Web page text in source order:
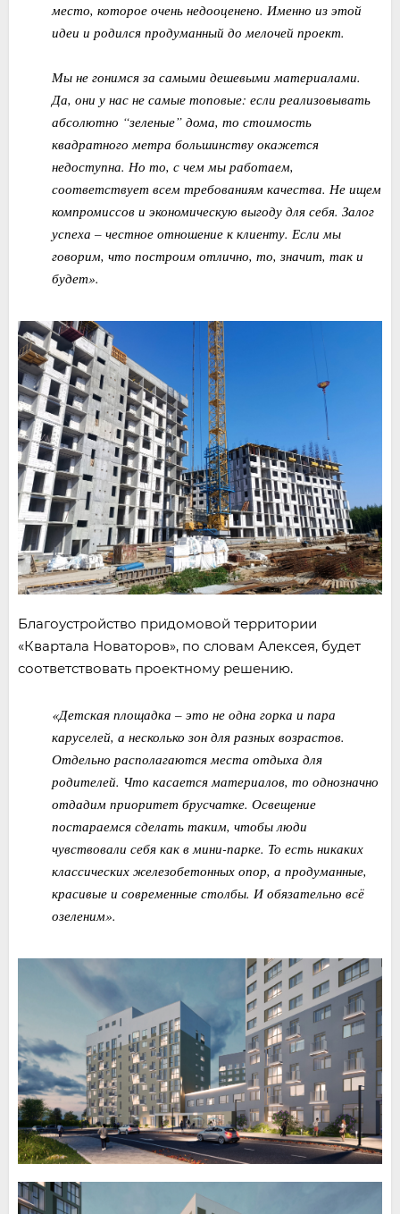
место, которое очень недооценено. Именно из этой
идеи и родился продуманный до мелочей проект.
Мы не гонимся за самыми дешевыми материалами.
Да, они у нас не самые топовые: если реализовывать
абсолютно “зеленые” дома, то стоимость
квадратного метра большинству окажется
недоступна. Но то, с чем мы работаем,
соответствует всем требованиям качества. Не ищем
компромиссов и экономическую выгоду для себя. Залог
успеха – честное отношение к клиенту. Если мы
говорим, что построим отлично, то, значит, так и
будет».
Благоустройство придомовой территории
«Квартала Новаторов», по словам Алексея, будет
соответствовать проектному решению.
«Детская площадка – это не одна горка и пара
каруселей, а несколько зон для разных возрастов.
Отдельно располагаются места отдыха для
родителей. Что касается материалов, то однозначно
отдадим приоритет брусчатке. Освещение
постараемся сделать таким, чтобы люди
чувствовали себя как в мини-парке. То есть никаких
классических железобетонных опор, а продуманные,
красивые и современные столбы. И обязательно всё
озеленим».